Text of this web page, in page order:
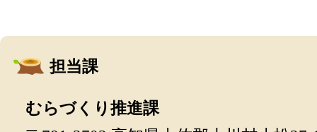
担当課
むらづくり推進課